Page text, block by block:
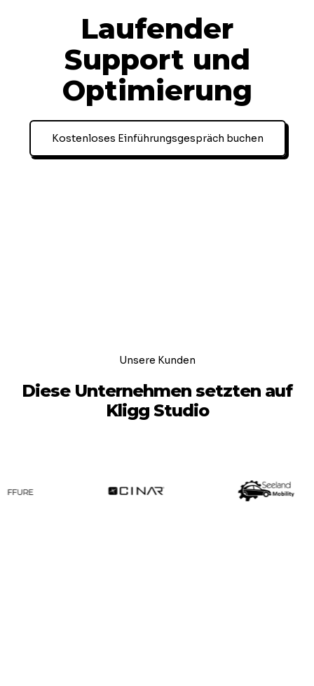
Laufender
Support und
Optimierung
Kostenloses Einführungsgespräch buchen
Unsere Kunden
Diese Unternehmen setzten auf
Kligg Studio